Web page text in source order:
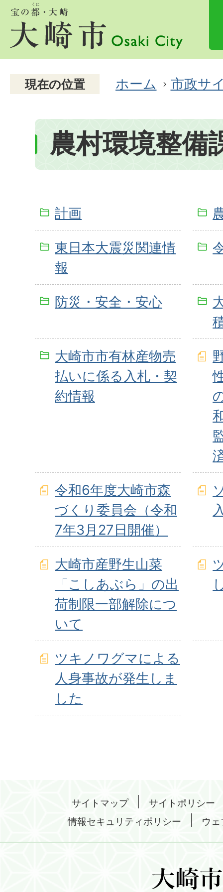
現在の位置 ホーム 市政サ
農村環境整備
計画
東日本大震災関連情
報
防災・安全・安心
大崎市市有林産物売
払いに係る入札・契
約情報
令和6年度大崎市森
づくり委員会（令和
7年3月27日開催）
大崎市産野生山菜
「こしあぶら」の出
荷制限一部解除につ
いて
ツキノワグマによる
人身事故が発生しま
した
サイトマップ
サイトポリシー
情報セキュリティポリシー
ウ